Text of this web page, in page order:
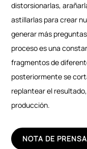
distorsionarlas,
astillarlas para crear
generar más
proceso es una
fragmentos de
posteriormente se
replantear el
producción.
NOTA DE PRENSA